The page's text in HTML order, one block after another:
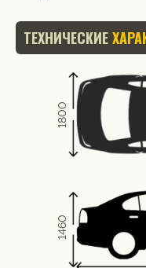
ТЕХНИЧЕСКИЕ
1460
1800